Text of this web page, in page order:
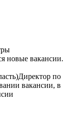
новые вакансии.
Директор по
вакансии, в